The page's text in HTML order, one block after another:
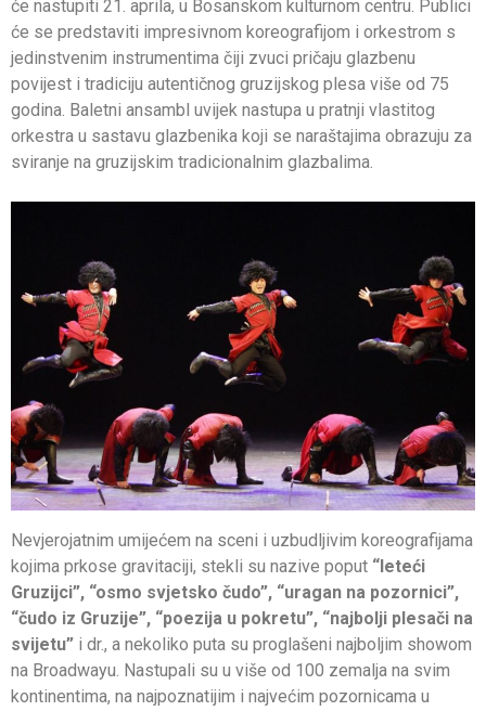
će nastupiti 21. aprila, u Bosanskom kulturnom centru. Publici
će se predstaviti impresivnom koreografijom i orkestrom s
jedinstvenim instrumentima čiji zvuci pričaju glazbenu
povijest i tradiciju autentičnog gruzijskog plesa više od 75
godina. Baletni ansambl uvijek nastupa u pratnji vlastitog
orkestra u sastavu glazbenika koji se naraštajima obrazuju za
sviranje na gruzijskim tradicionalnim glazbalima.
Nevjerojatnim umijećem na sceni i uzbudljivim koreografijama
kojima prkose gravitaciji, stekli su nazive poput “leteći
Gruzijci”, “osmo svjetsko čudo”, “uragan na pozornici”,
“čudo iz Gruzije”, “poezija u pokretu”, “najbolji plesači na
svijetu” i dr., a nekoliko puta su proglašeni najboljim showom
na Broadwayu. Nastupali su u više od 100 zemalja na svim
kontinentima, na najpoznatijim i najvećim pozornicama u